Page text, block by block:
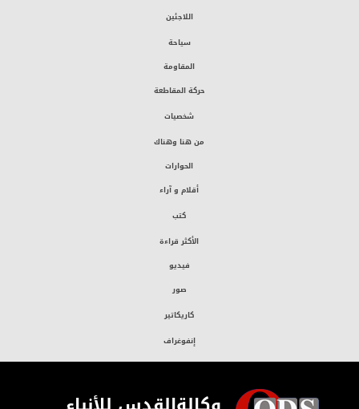
اللاجئين
سياحة
المقاومة
حركة المقاطعة
شخصيات
من هنا وهناك
الحوارات
أقلام و آراء
كتب
الأكثر قراءة
فيديو
صور
كاريكاتير
إنفوغراف